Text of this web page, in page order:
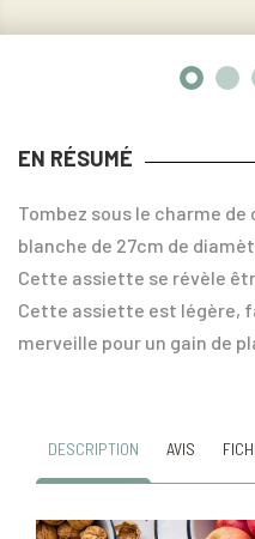
EN RÉSUMÉ
Tombez sous le charme
blanche de 27cm de
Cette assiette se révèle
Cette assiette est légère,
merveille pour un gain de
DESCRIPTION AVIS